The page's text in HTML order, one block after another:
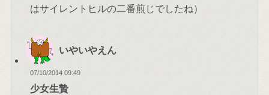
はサイレントヒルの二番煎じでしたね）
いやいやえん
07/10/2014 09:49
少女生贄